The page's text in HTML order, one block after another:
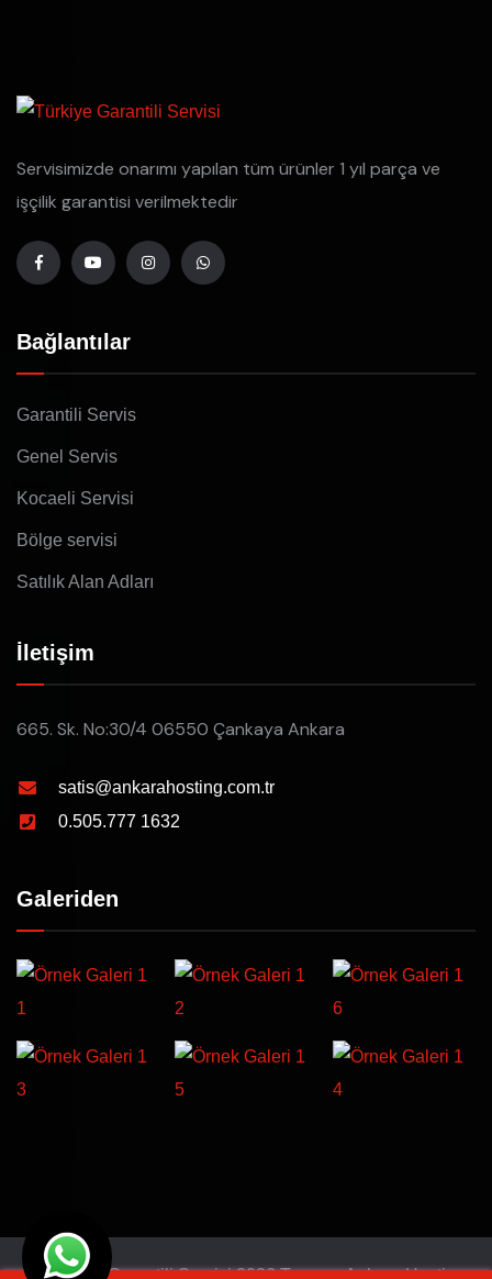
Servisimizde onarımı yapılan tüm ürünler 1 yıl parça ve
işçilik garantisi verilmektedir
Bağlantılar
Garantili Servis
Genel Servis
Kocaeli Servisi
Bölge servisi
Satılık Alan Adları
İletişim
665. Sk. No:30/4 06550 Çankaya Ankara
satis@ankarahosting.com.tr
0.505.777 1632
Galeriden
© Türkiye Garantili Servisi 2026 TasarımAnkara Hosting